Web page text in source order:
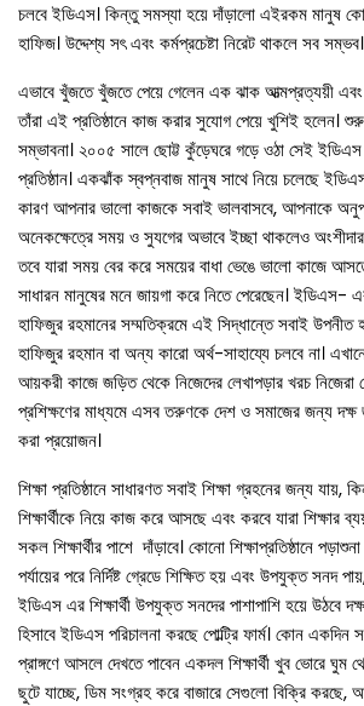
চলবে ইডিএস। কিন্তু সমস্যা হয়ে দাঁড়ালো এইরকম মানুষ
হাফিজ। উদ্দেশ্য সৎ এবং কর্মপ্রচেষ্টা নিরেট থাকলে সব সম্ভব।
এভাবে খুঁজতে খুঁজতে পেয়ে গেলেন এক ঝাক আত্মপ্রত্যয়ী এবং
তাঁরা এই প্রতিষ্ঠানে কাজ করার সুযোগ পেয়ে খুশিই
সম্ভাবনা। ২০০৫ সালে ছোট্ট কুঁড়েঘরে গড়ে ওঠা সেই
প্রতিষ্ঠান। একঝাঁক স্বপ্নবাজ মানুষ সাথে নিয়ে চলেছে
কারণ আপনার ভালো কাজকে সবাই ভালবাসবে, আপনাকে
অনেকক্ষেত্রে সময় ও সুযগের অভাবে ইচ্ছা থাকলেও
তবে যারা সময় বের করে সময়ের বাধা ভেঙে ভালো কাজে
সাধারন মানুষের মনে জায়গা করে নিতে পেরেছেন। ইডিএস-
হাফিজুর রহমানের সম্মতিক্রমে এই সিদ্ধান্তে সবাই
হাফিজুর রহমান বা অন্য কারো অর্থ-সাহায্যে চলবে না।
আয়করী কাজে জড়িত থেকে নিজেদের লেখাপড়ার খরচ নিজেরা
প্রশিক্ষণের মাধ্যমে এসব তরুণকে দেশ ও সমাজের জন্য দক্ষ
করা প্রয়োজন।
শিক্ষা প্রতিষ্ঠানে সাধারণত সবাই শিক্ষা গ্রহনের জন্য
শিক্ষার্থীকে নিয়ে কাজ করে আসছে এবং করবে যারা শিক্ষার
সকল শিক্ষার্থীর পাশে দাঁড়াবে। কোনো শিক্ষাপ্রতিষ্ঠানে
পর্যায়ের পরে নির্দিষ্ট গ্রেডে শিক্ষিত হয় এবং উপযুক্ত সনদ
ইডিএস এর শিক্ষার্থী উপযুক্ত সনদের পাশাপাশি হয়ে উঠবে
হিসাবে ইডিএস পরিচালনা করছে পোল্ট্রি ফার্ম। কোন
প্রাঙ্গণে আসলে দেখতে পাবেন একদল শিক্ষার্থী খুব ভোরে ঘুম
ছুটে যাচ্ছে, ডিম সংগ্রহ করে বাজারে সেগুলো বিক্রি করছে,